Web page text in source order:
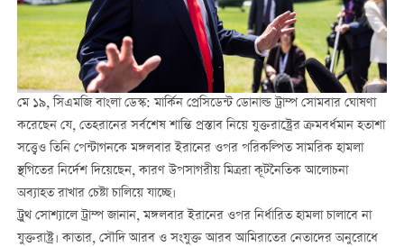
মে ১৯, সিএমজি বাংলা ডেস্ক: মার্কিন প্রেসিডেন্ট ডোনাল্ড ট্রাম্প সোমবার ঘোষণা
করেছেন যে, তেহরানের সর্বশেষ শান্তি প্রস্তাব নিয়ে যুক্তরাষ্ট্রের ক্রমবর্ধমান হতাশা
সত্ত্বেও তিনি পেন্টাগনকে মঙ্গলবার ইরানের ওপর পরিকল্পিত সামরিক হামলা
স্থগিতের নির্দেশ দিয়েছেন, কারণ উপসাগরীয় মিত্ররা কূটনৈতিক আলোচনা
অব্যাহত রাখার চেষ্টা চালিয়ে যাচ্ছে।
ট্রুথ সোশ্যালে ট্রাম্প জানান, মঙ্গলবার ইরানের ওপর নির্ধারিত হামলা চালাবে না
যুক্তরাষ্ট্র। কাতার, সৌদি আরব ও সংযুক্ত আরব আমিরাতের নেতাদের অনুরোধে